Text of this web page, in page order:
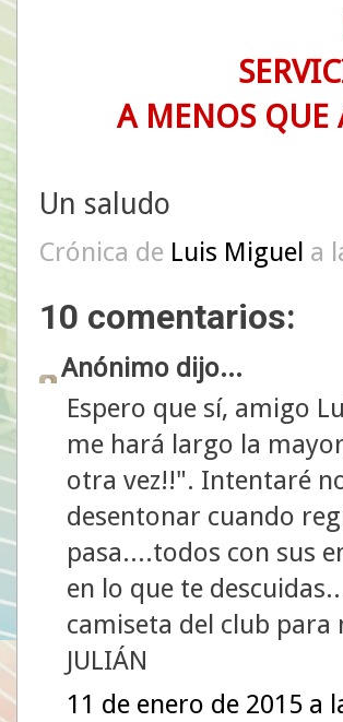
A MENOS QUE
Un saludo
Crónica de Luis Miguel a
10 comentarios:
Anónimo dijo...
Espero que sí, amigo
me hará largo la
otra vez!!". Intentaré
desentonar cuando
pasa....todos con sus
en lo que te
camiseta del club
JULIÁN
11 de enero de 2015 a